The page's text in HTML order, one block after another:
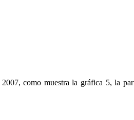
como muestra la gráfica 5, la